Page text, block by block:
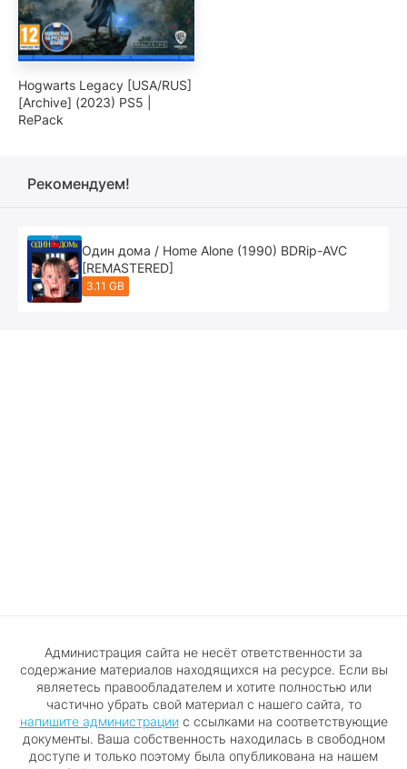
Hogwarts Legacy [USA/RUS]
[Archive] (2023) PS5 |
RePack
Рекомендуем!
Один дома / Home Alone (1990) BDRip-AVC
[REMASTERED]
3.11 GB
Администрация сайта не несёт ответственности за
содержание материалов находящихся на ресурсе. Если вы
являетесь правообладателем и хотите полностью или
частично убрать свой материал с нашего сайта, то
напишите администрациис ссылками на соответствующие
документы. Ваша собственность находилась в свободном
доступе и только поэтому была опубликована на нашем